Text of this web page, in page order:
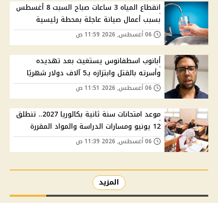
انقطاع المياه 3 ساعات صباح السبت 8 أغسطس
بسبب أعمال صيانة عاجلة بمحطة رئيسية
أبانوب اسطفانوس يستغيث بعد تهديده
وأسرته بالقتل وابتزازه بـ5 آلاف دولار شهريًا
موعد امتحانات سنة ثانية بكالوريا 2027.. تنطلق
12 يونيو ومسارات الدراسة والمواد المقررة
المزيد